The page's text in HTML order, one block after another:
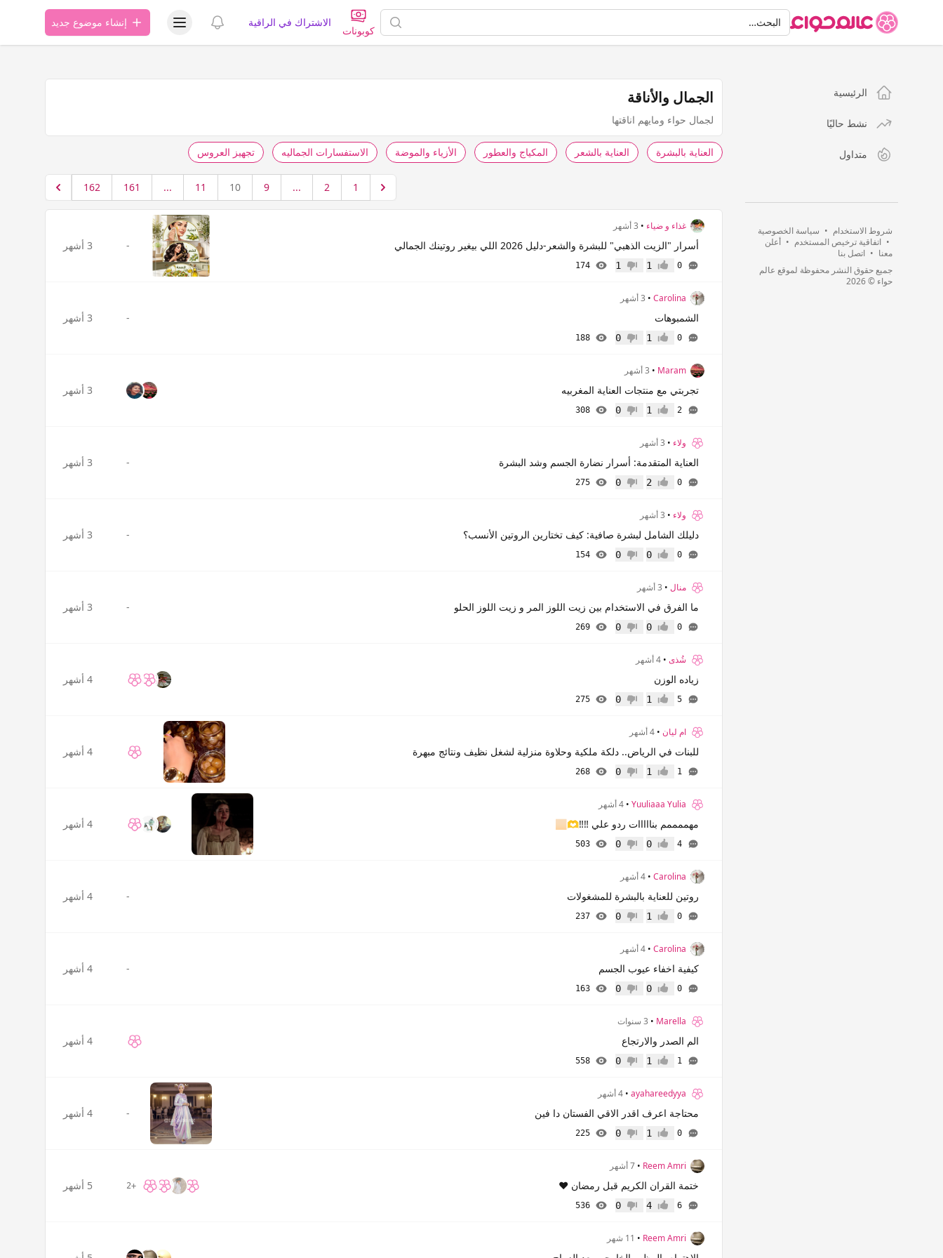
البحثالبحث…
كوبونات
الاشتراك في الراقية عرض الإشعاراتعرض قائمة المستخدمإنشاء موضوع جديد
الرئيسية
نشط حاليًا
متداول
شروط الاستخدام • سياسة الخصوصية
• اتفاقية ترخيص المستخدم • أعلن
معنا • اتصل بنا
جميع حقوق النشر محفوظة لموقع عالم
حواء © 2026
الجمال والأناقة
لجمال حواء ومايهم اناقتها
العناية بالبشرة العناية بالشعر المكياج والعطور الأزياء والموضة الاستفسارات الجماليه تجهيز العروس
1
2
...
9
10
11
...
161
162
غذاء و ضياء • 3 أشهر
أسرار "الزيت الذهبي" للبشرة والشعر-دليل 2026 اللي بيغير روتينك الجمالي
0 إعجاب1 عدم إعجاب
1
174
- 3 أشهر
Carolina
• 3 أشهر
الشمبوهات
0 إعجاب1 عدم إعجاب
0
188
- 3 أشهر
Maram
• 3 أشهر
تجربتي مع منتجات العناية المغربيه
2 إعجاب1 عدم إعجاب
0
308
3 أشهر
ولاء • 3 أشهر
العناية المتقدمة: أسرار نضارة الجسم وشد البشرة
0 إعجاب2 عدم إعجاب
0
275
- 3 أشهر
ولاء • 3 أشهر
دليلك الشامل لبشرة صافية: كيف تختارين الروتين الأنسب؟
0 إعجاب0 عدم إعجاب
0
154
- 3 أشهر
منال• 3 أشهر
ما الفرق في الاستخدام بين زيت اللوز المر و زيت اللوز الحلو
0 إعجاب0 عدم إعجاب
0
269
- 3 أشهر
شُذى• 4 أشهر
زياده الوزن
5 إعجاب1 عدم إعجاب
0
275
4 أشهر
ام ليان• 4 أشهر
للبنات في الرياض.. دلكة ملكية وحلاوة منزلية لشغل نظيف ونتائج مبهرة
1 إعجاب1 عدم إعجاب
0
268
4 أشهر
Yuuliaaa Yulia
• 4 أشهر
مهممممم بنااااات ردو علي ‼️‼️🫶🏻
4 إعجاب0 عدم إعجاب
0
503
4 أشهر
Carolina
• 4 أشهر
روتين للعناية بالبشرة للمشغولات
0 إعجاب1 عدم إعجاب
0
237
- 4 أشهر
Carolina
• 4 أشهر
كيفية اخفاء عيوب الجسم
0 إعجاب0 عدم إعجاب
0
163
- 4 أشهر
Marella
• 3 سنوات
الم الصدر والارتجاع
1 إعجاب1 عدم إعجاب
0
558
4 أشهر
ayahareedyya
• 4 أشهر
محتاجة اعرف اقدر الاقي الفستان دا فين
0 إعجاب1 عدم إعجاب
0
225
- 4 أشهر
Reem Amri
• 7 أشهر
ختمة القران الكريم قبل رمضان ❤️
6 إعجاب4 عدم إعجاب
0
536
+2 5 أشهر
Reem Amri
• 11 شهر